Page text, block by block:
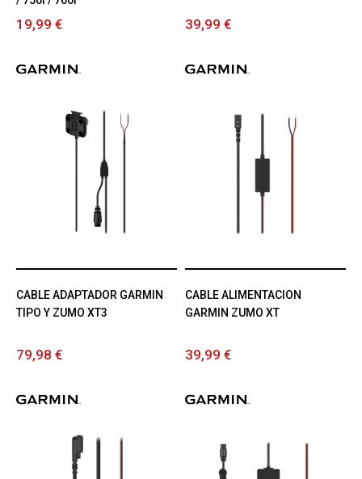
19,99 € 39,99 €
CABLE ADAPTADOR GARMIN
TIPO Y ZUMO XT3
79,98 €
CABLE ALIMENTACION
GARMIN ZUMO XT
39,99 €